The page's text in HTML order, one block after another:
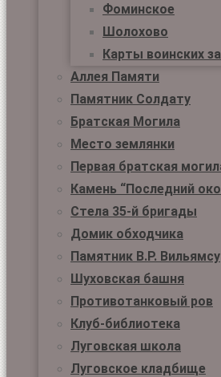
Фоминское
Шолохово
Карты воинских
Аллея Памяти
Памятник Солдату
Братская Могила
Место землянки
Первая братская
Камень “Последний
Стела 35-й бригады
Домик обходчика
Памятник В.Р. Вильямсу
Шуховская башня
Противотанковый ров
Клуб-библиотека
Луговская школа
Луговское кладбище